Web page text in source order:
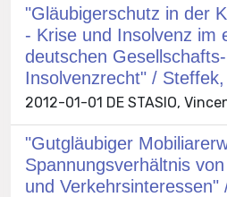
"Gläubigerschutz in der
- Krise und Insolvenz im
deutschen
Insolvenzrecht" /
2012-01-01 DE STASIO,
"Gutgläubiger
Spannungsverhältnis
und Verkehrsinteressen"